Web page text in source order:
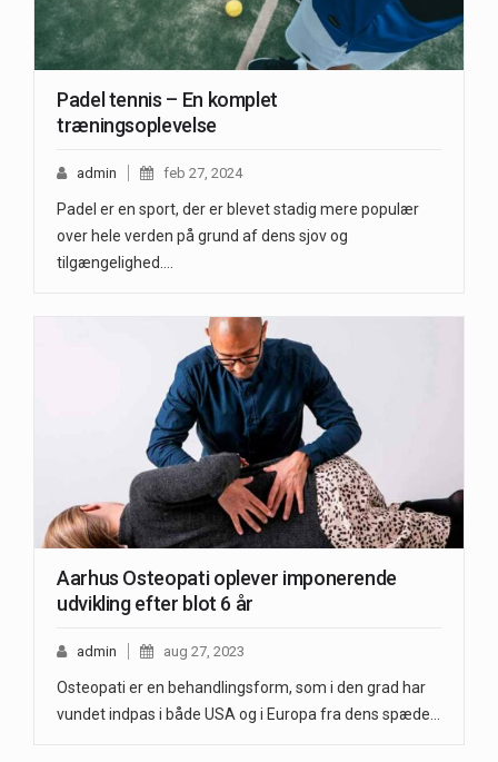
Padel tennis – En komplet
træningsoplevelse
admin feb 27, 2024
Padel er en sport, der er blevet stadig mere populær
over hele verden på grund af dens sjov og
tilgængelighed.…
Aarhus Osteopati oplever imponerende
udvikling efter blot 6 år
admin aug 27, 2023
Osteopati er en behandlingsform, som i den grad har
vundet indpas i både USA og i Europa fra dens spæde…